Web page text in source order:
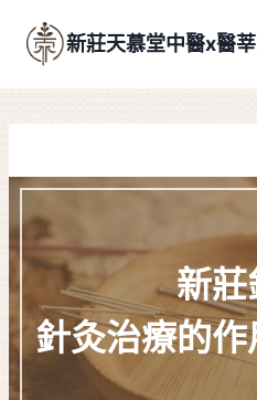
content
新莊天慕堂中醫x醫
新莊
針灸治療的